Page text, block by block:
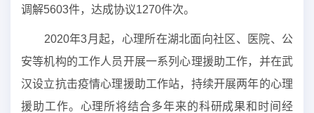
调解5603件，达成协议1270件次。
2020年3月起，心理所在湖北面向社区、医院、公
安等机构的工作人员开展一系列心理援助工作，并在武
汉设立抗击疫情心理援助工作站，持续开展两年的心理
援助工作。心理所将结合多年来的科研成果和时间经